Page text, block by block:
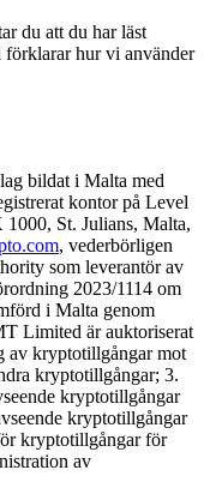
du att du har läst
förklarar hur vi använder
bildat i Malta med
kontor på Level
St. Julians, Malta,
, vederbörligen
som leverantör av
2023/1114 om
i Malta genom
Limited är auktoriserat
av kryptotillgångar mot
kryptotillgångar; 3.
kryptotillgångar
kryptotillgångar
kryptotillgångar för
av